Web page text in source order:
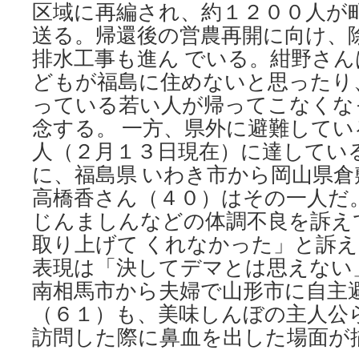
区域に再編され、約１２００人が
送る。帰還後の営農再開に向け、
排水工事も進ん でいる。紺野さ
どもが福島に住めないと思った
っている若い人が帰ってこなく
念する。 一方、県外に避難して
人（２月１３日現在）に達してい
に、福島県 いわき市から岡山県
高橋香さん（４０）はその一人
じんましんなどの体調不良を訴
取り上げて くれなかった」と訴
表現は「決してデマとは思えな
南相馬市から夫婦で山形市に自主
（６１）も、美味しんぼの主人
訪問した際に鼻血を出した場面